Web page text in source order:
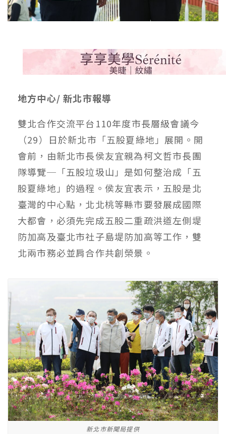
地方中心/ 新北市報導
雙北合作交流平台110年度市長層級會議今
（29）日於新北市「五股夏綠地」展開。開
會前，由新北市長侯友宜親為柯文哲市長團
隊導覽─「五股垃圾山」是如何整治成「五
股夏綠地」的過程。侯友宜表示，五股是北
臺灣的中心點，北北桃等縣市要發展成國際
大都會，必須先完成五股二重疏洪道左側堤
防加高及臺北市社子島堤防加高等工作，雙
北兩市務必並肩合作共創榮景。
新北市新聞局提供